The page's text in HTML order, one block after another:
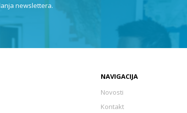
newslettera.
NAVIGACIJA
Novosti
Kontakt